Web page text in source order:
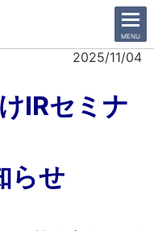
CLOSE
MENU
2025/11/04
IRセミナ
らせ
ィ